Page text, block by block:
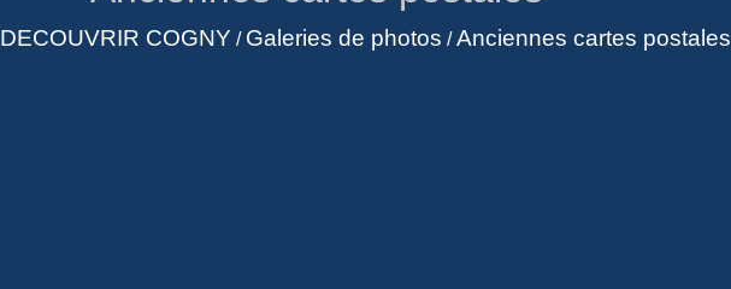
DECOUVRIR COGNY / Galeries de photos /Anciennes cartes postales